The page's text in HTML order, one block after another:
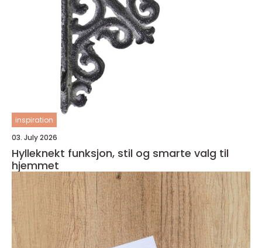
inspiration
03. July 2026
Hylleknekt funksjon, stil og smarte valg til
hjemmet